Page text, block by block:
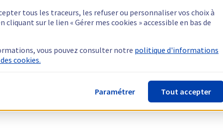
tous les traceurs, les refuser ou personnaliser vos choix à
sur le lien « Gérer mes cookies » accessible en bas de
vous pouvez consulter notre politique d'informations
cookies.
Paramétrer Tout accepter